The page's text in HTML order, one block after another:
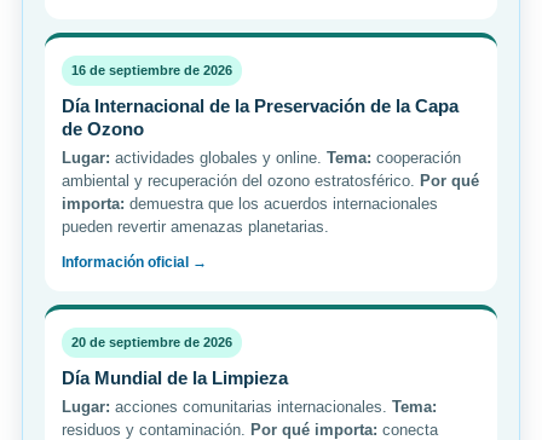
16 de septiembre de 2026
Día Internacional de la Preservación de la Capa
de Ozono
Lugar: actividades globales y online. Tema: cooperación
ambiental y recuperación del ozono estratosférico.
Por qué
importa: demuestra que los acuerdos internacionales
pueden revertir amenazas planetarias.
Información oficial →
20 de septiembre de 2026
Día Mundial de la Limpieza
Lugar: acciones comunitarias internacionales. Tema:
residuos y contaminación.
Por qué importa: conecta